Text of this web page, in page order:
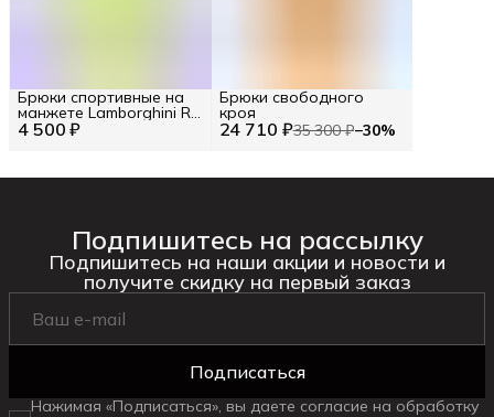
4 500 ₽
Брюки спортивные на
манжете Lamborghini RU
50 / EU 48 / M 24 710 ₽35 300 ₽−30%
Брюки свободного
кроя
Подпишитесь на рассылку
Подпишитесь на наши акции и новости и
получите скидку на первый заказ
Подписаться
Нажимая «Подписаться», вы даете согласие на обработку